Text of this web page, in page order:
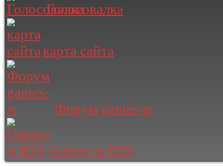
Голосовалка
карта сайта
Форум games-st
Games-st RSS